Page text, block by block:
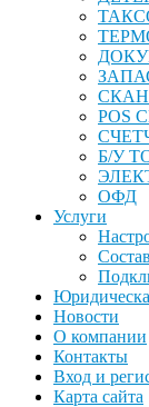
POS
Б/У
ОФД
Услуги
Новости
О компании
Контакты
Вход и
Карта сайта